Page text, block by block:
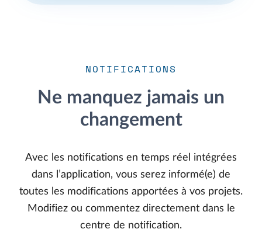
NOTIFICATIONS
Ne manquez jamais un
changement
Avec les notifications en temps réel intégrées
dans l’application, vous serez informé(e) de
toutes les modifications apportées à vos projets.
Modifiez ou commentez directement dans le
centre de notification.